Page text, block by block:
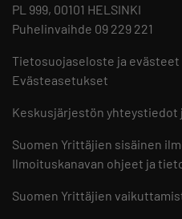
PL 999, 00101 HELSINKI
Puhelinvaihde 09 229 221
Tietosuojaseloste ja evästeet
Evästeasetukset
Keskusjärjestön yhteystiedot
Suomen Yrittäjien sisäinen
Ilmoituskanavan ohjeet ja
Suomen Yrittäjien